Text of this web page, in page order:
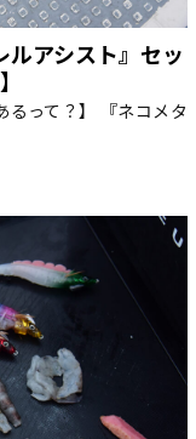
アシスト』セッ
るって？】 『ネコメタ